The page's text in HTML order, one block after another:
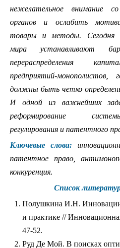
нежелательное внимание
органов и ослабить
товары и методы. Сегодня
мира устанавливают
перераспределения
предприятий-
должны быть четко
И одной из важнейших
реформирование
регулирования и патентного
Ключевые слова:
патентное право,
конкуренция.
Список
Полушкина И.Н. Инновации
и практике //
47-52.
Руд Де Мой. В поисках